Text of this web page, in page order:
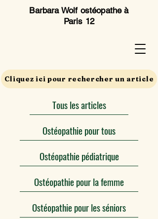
Barbara Wolf ostéopathe à
Paris 12
Cliquez ici pour rechercher un article
Tous les articles
Ostéopathie pour tous
Ostéopathie pédiatrique
Ostéopathie pour la femme
Ostéopathie pour les séniors